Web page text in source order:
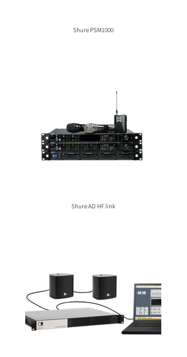
Shure PSM1000
Shure AD HF link